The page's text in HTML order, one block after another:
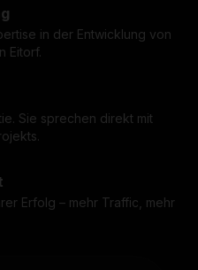
in der Entwicklung von
Eitorf.
Sie sprechen direkt mit
Erfolg – mehr Traffic, mehr